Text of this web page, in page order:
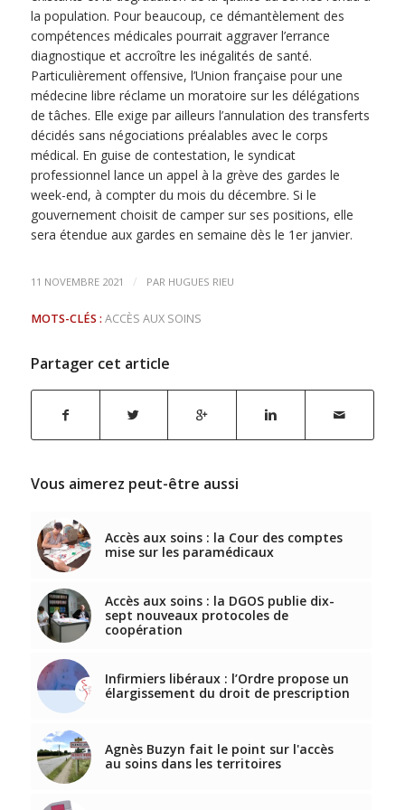
la population. Pour beaucoup, ce démantèlement des
compétences médicales pourrait aggraver l’errance
diagnostique et accroître les inégalités de santé.
Particulièrement offensive, l’Union française pour une
médecine libre réclame un moratoire sur les délégations
de tâches. Elle exige par ailleurs l’annulation des transferts
décidés sans négociations préalables avec le corps
médical. En guise de contestation, le syndicat
professionnel lance un appel à la grève des gardes le
week-end, à compter du mois du décembre. Si le
gouvernement choisit de camper sur ses positions, elle
sera étendue aux gardes en semaine dès le 1er janvier.
11 NOVEMBRE 2021 / PAR HUGUES RIEU
MOTS-CLÉS : ACCÈS AUX SOINS
Partager cet article
Vous aimerez peut-être aussi
Accès aux soins : la Cour des comptes
mise sur les paramédicaux
Accès aux soins : la DGOS publie dix-
sept nouveaux protocoles de
coopération
Infirmiers libéraux : l’Ordre propose un
élargissement du droit de prescription
Agnès Buzyn fait le point sur l'accès
au soins dans les territoires